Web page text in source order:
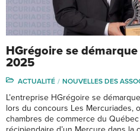
HGrégoire se
2025
ACTUALITÉ NOUVELLES DES
L’entreprise HGrégoire se
lors du concours Les Mercuriades,
chambres de commerce du Québec